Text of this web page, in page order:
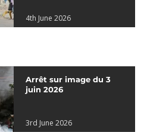
4th June 2026
Arrêt sur image du 3
juin 2026
3rd June 2026